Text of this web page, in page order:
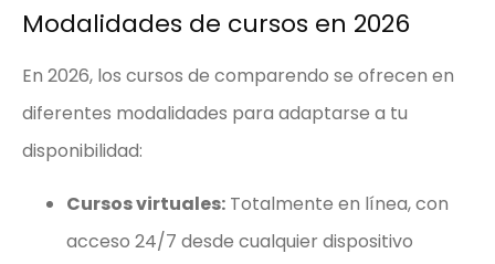
Modalidades de cursos en 2026
En 2026, los cursos de comparendo se ofrecen en
diferentes modalidades para adaptarse a tu
disponibilidad:
Cursos virtuales: Totalmente en línea, con
acceso 24/7 desde cualquier dispositivo